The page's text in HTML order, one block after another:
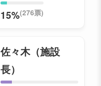
15%(276票)
佐々木（施設
長）